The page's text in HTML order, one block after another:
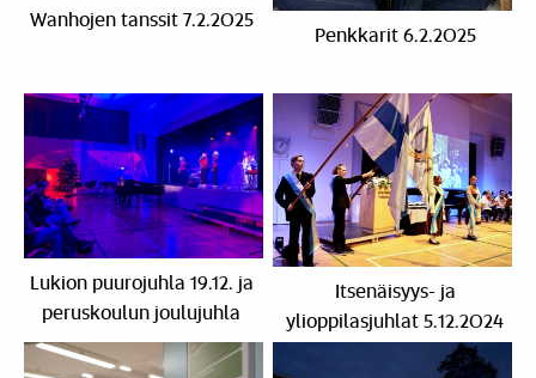
Wanhojen tanssit 7.2.2025
Penkkarit 6.2.2025
Lukion puurojuhla 19.12. ja
peruskoulun joulujuhla
20.12.2024
Itsenäisyys- ja
ylioppilasjuhlat 5.12.2024